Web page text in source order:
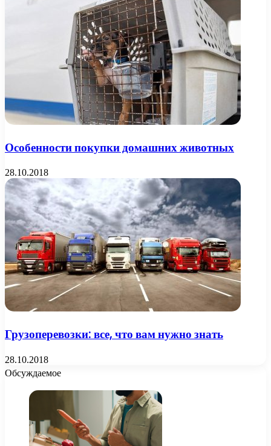
Особенности покупки домашних животных
28.10.2018
Грузоперевозки: все, что вам нужно знать
28.10.2018
Обсуждаемое